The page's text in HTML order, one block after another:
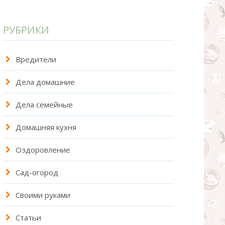
РУБРИКИ
Вредители
Дела домашние
Дела семейные
Домашняя кухня
Оздоровление
Сад-огород
Своими руками
Статьи